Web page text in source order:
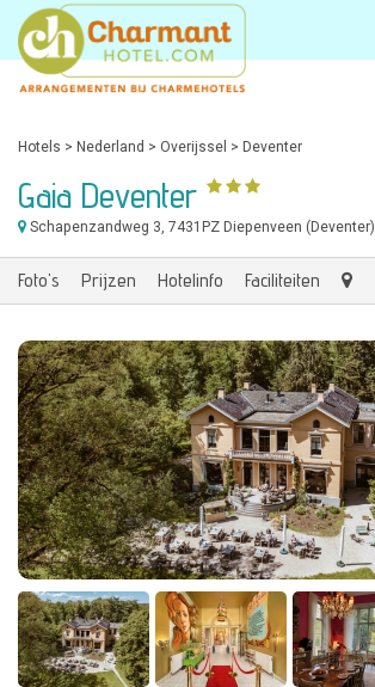
Hotels > Nederland > Overijssel > Deventer
Gaia Deventer
Schapenzandweg 3, 7431PZ Diepenveen (Deventer)
Foto's Prijzen Hotelinfo Faciliteiten